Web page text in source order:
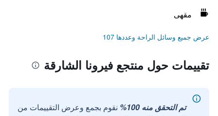
مقهى
عرض جميع وسائل الراحة وعددها 107
تقييمات حول منتجع فيرونا الشارقة
تم التحقق منه 100%
نقوم بجمع وعرض التقييمات من